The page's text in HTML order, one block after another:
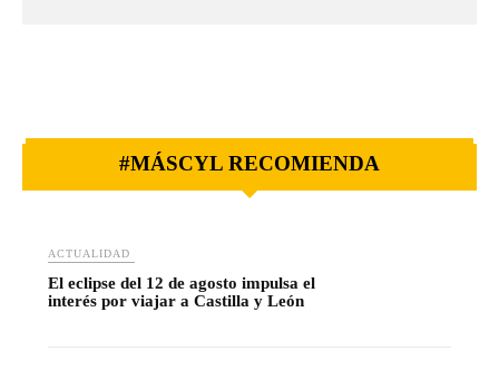
#MÁSCYL RECOMIENDA
ACTUALIDAD
El eclipse del 12 de agosto impulsa el
interés por viajar a Castilla y León